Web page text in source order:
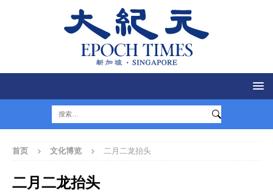
首页 文化博览 二月二龙抬头
二月二龙抬头